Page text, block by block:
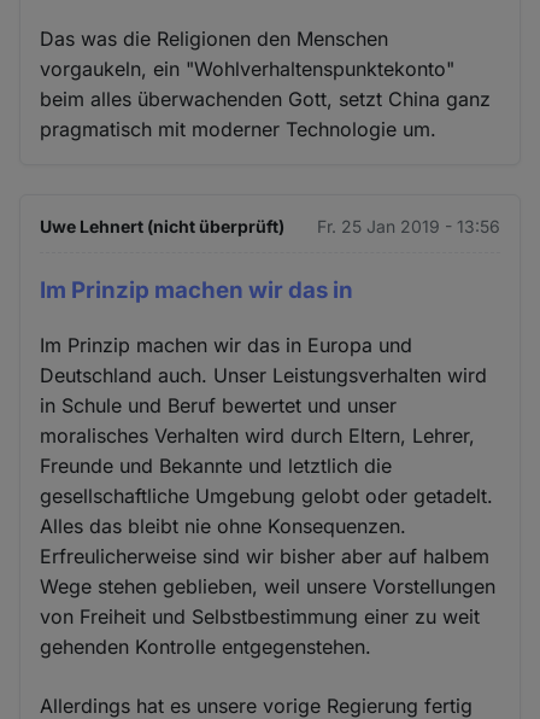
Das was die Religionen den Menschen
vorgaukeln, ein "Wohlverhaltenspunktekonto"
beim alles überwachenden Gott, setzt China ganz
pragmatisch mit moderner Technologie um.
Uwe Lehnert (nicht überprüft) Fr. 25 Jan 2019 - 13:56
Im Prinzip machen wir das in
Im Prinzip machen wir das in Europa und
Deutschland auch. Unser Leistungsverhalten wird
in Schule und Beruf bewertet und unser
moralisches Verhalten wird durch Eltern, Lehrer,
Freunde und Bekannte und letztlich die
gesellschaftliche Umgebung gelobt oder getadelt.
Alles das bleibt nie ohne Konsequenzen.
Erfreulicherweise sind wir bisher aber auf halbem
Wege stehen geblieben, weil unsere Vorstellungen
von Freiheit und Selbstbestimmung einer zu weit
gehenden Kontrolle entgegenstehen.
Allerdings hat es unsere vorige Regierung fertig